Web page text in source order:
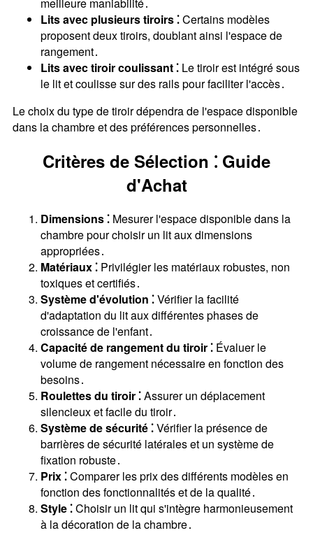
Lits avec plusieurs tiroirs ⁚Certains modèles
proposent deux tiroirs, doublant ainsi l'espace de
rangement․
Lits avec tiroir coulissant ⁚Le tiroir est intégré sous
le lit et coulisse sur des rails pour faciliter l'accès․
Le choix du type de tiroir dépendra de l'espace disponible
dans la chambre et des préférences personnelles․
Critères de Sélection ⁚ Guide
d'Achat
Dimensions ⁚Mesurer l'espace disponible dans la
chambre pour choisir un lit aux dimensions
appropriées․
Matériaux ⁚Privilégier les matériaux robustes, non
toxiques et certifiés․
Système d'évolution ⁚Vérifier la facilité
d'adaptation du lit aux différentes phases de
croissance de l'enfant․
Capacité de rangement du tiroir ⁚Évaluer le
volume de rangement nécessaire en fonction des
besoins․
Roulettes du tiroir ⁚Assurer un déplacement
silencieux et facile du tiroir․
Système de sécurité ⁚Vérifier la présence de
barrières de sécurité latérales et un système de
fixation robuste․
Prix ⁚Comparer les prix des différents modèles en
fonction des fonctionnalités et de la qualité․
Style ⁚Choisir un lit qui s'intègre harmonieusement
à la décoration de la chambre․